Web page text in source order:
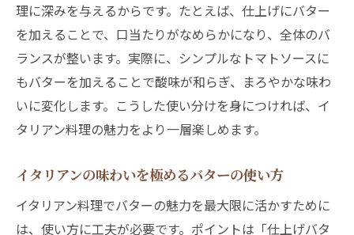
理に深みを与えるからです。たとえば、仕上げにバター
を加えることで、口当たりがなめらかになり、全体のバ
ランスが整います。実際に、シンプルなトマトソースに
もバターを加えることで酸味が和らぎ、まろやかな味わ
いに変化します。こうした使い分けを身につければ、イ
タリアン料理の魅力をより一層楽しめます。
イタリアンの味わいを極めるバターの使い方
イタリアン料理でバターの魅力を最大限に活かすために
は、使い方に工夫が必要です。ポイントは「仕上げバタ